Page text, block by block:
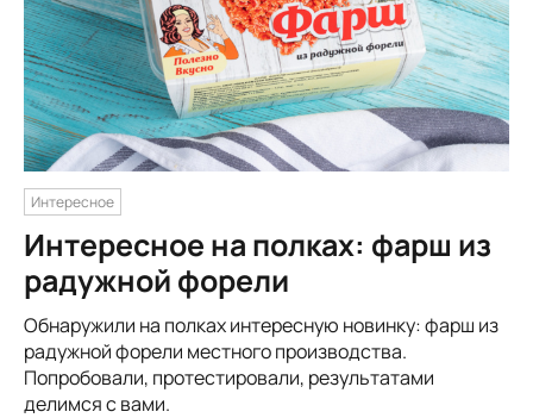
Интересное
Интересное на полках: фарш из
радужной форели
Обнаружили на полках интересную новинку: фарш из
радужной форели местного производства.
Попробовали, протестировали, результатами
делимся с вами.